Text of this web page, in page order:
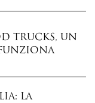
trucks, un
la